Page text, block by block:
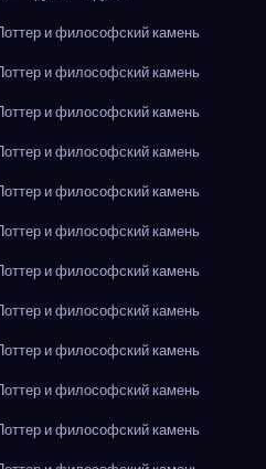
и философский камень
и философский камень
и философский камень
и философский камень
и философский камень
и философский камень
и философский камень
и философский камень
и философский камень
и философский камень
и философский камень